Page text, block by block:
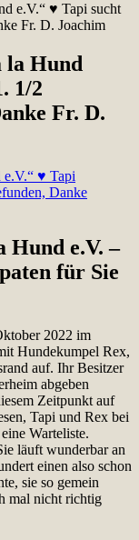
e.V.“ ♥ Tapi sucht
Fr. D. Joachim
la Hund
1/2
Fr. D.
Hund e.V. –
für Sie
2022 im
Hundekumpel Rex,
auf. Ihr Besitzer
abgeben
Zeitpunkt auf
Tapi und Rex bei
Warteliste.
läuft wunderbar an
einen also schon
sie so gemein
mal nicht richtig